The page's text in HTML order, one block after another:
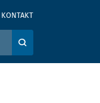
KONTAKT